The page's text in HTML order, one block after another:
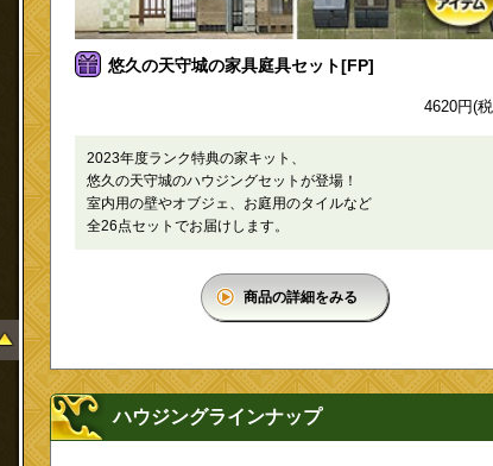
悠久の天守城の家具庭具セット[FP]
4620円(
2023年度ランク特典の家キット、
悠久の天守城のハウジングセットが登場！
室内用の壁やオブジェ、お庭用のタイルなど
全26点セットでお届けします。
商品の詳細をみる
ハウジングラインナップ